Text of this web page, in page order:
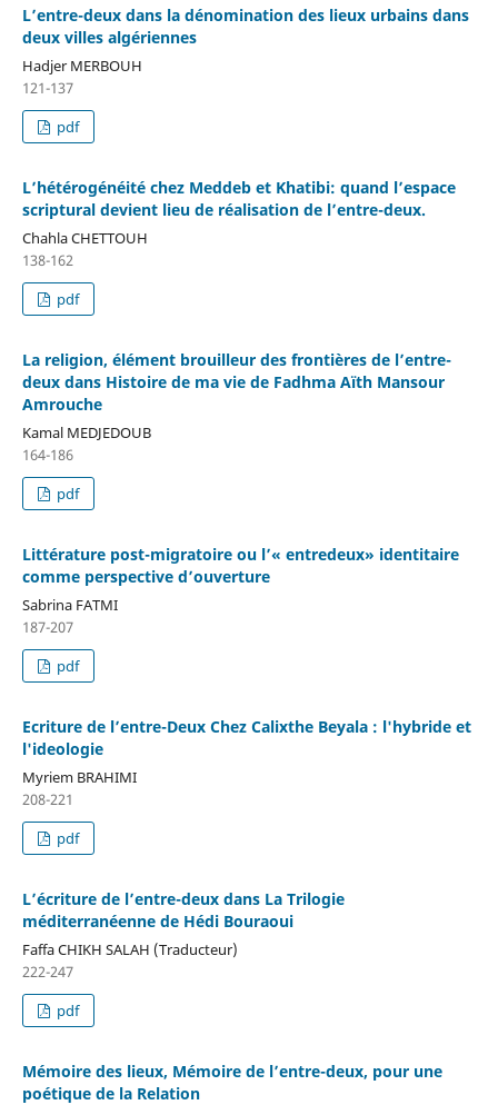
L’entre-deux dans la dénomination des lieux urbains dans
deux villes algériennes
Hadjer MERBOUH
121-137
pdf
L’hétérogénéité chez Meddeb et Khatibi: quand l’espace
scriptural devient lieu de réalisation de l’entre-deux.
Chahla CHETTOUH
138-162
pdf
La religion, élément brouilleur des frontières de l’entre-
deux dans Histoire de ma vie de Fadhma Aïth Mansour
Amrouche
Kamal MEDJEDOUB
164-186
pdf
Littérature post-migratoire ou l’« entredeux» identitaire
comme perspective d’ouverture
Sabrina FATMI
187-207
pdf
Ecriture de l’entre-Deux Chez Calixthe Beyala : l'hybride et
l'ideologie
Myriem BRAHIMI
208-221
pdf
L’écriture de l’entre-deux dans La Trilogie
méditerranéenne de Hédi Bouraoui
Faffa CHIKH SALAH (Traducteur)
222-247
pdf
Mémoire des lieux, Mémoire de l’entre-deux, pour une
poétique de la Relation